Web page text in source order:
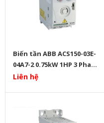
Biến tần ABB ACS150-03E-
04A7-2 0.75kW 1HP 3 Pha
220V
Liên hệ